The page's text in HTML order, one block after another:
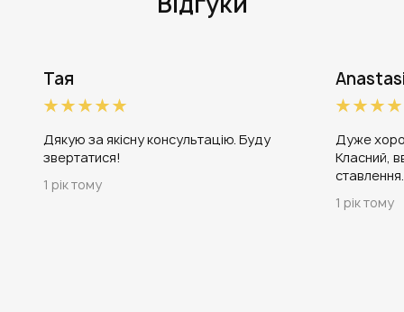
1 рік тому
Тая
Дякую за якісну консультацію. Буду
звертатися!
1 рік тому
Дуже
Класний,